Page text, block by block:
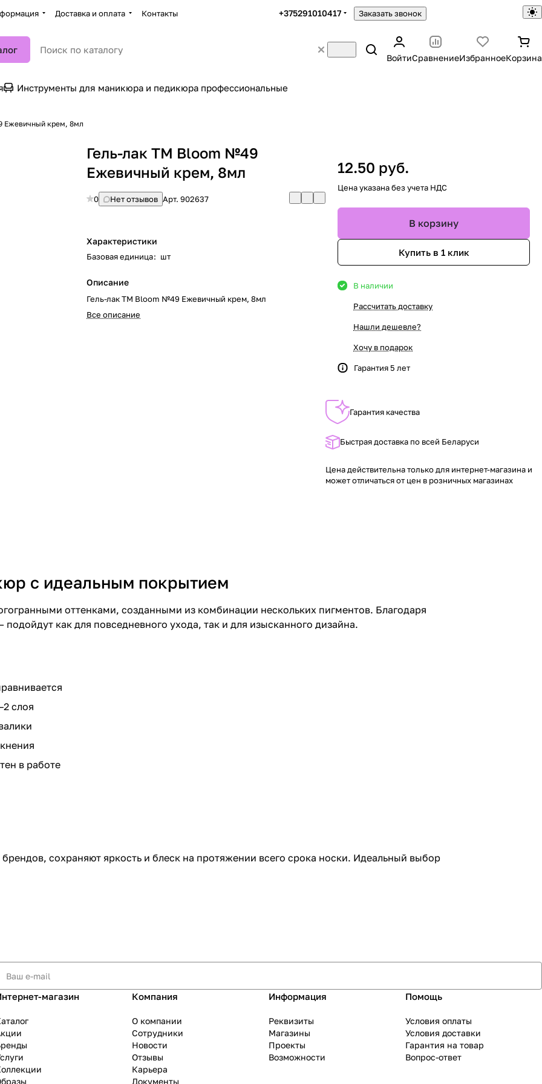
Доставка и оплата Контакты +375291010417 Заказать звонок
ВойтиСравнениеИзбранноеКорзина
Инструменты для маникюра и педикюра профессиональные
Ежевичный крем, 8мл
Гель-лак TM Bloom №49
Ежевичный крем, 8мл
0 Нет отзывов Арт.902637
Характеристики
Базовая единица: шт
Описание
Гель-лак TM Bloom №49 Ежевичный крем, 8мл
Все описание
12.50 руб.
Цена указана без учета НДС
В корзину
Купить в 1 клик
В наличии
Рассчитать доставку
Нашли дешевле?
Хочу в подарок
Гарантия 5 лет
Гарантия качества
Быстрая доставка по всей Беларуси
Цена действительна только для интернет-магазина и
может отличаться от цен в розничных магазинах
с идеальным покрытием
оттенками, созданными из комбинации нескольких пигментов. Благодаря
как для повседневного ухода, так и для изысканного дизайна.
слоя
в работе
сохраняют яркость и блеск на протяжении всего срока носки. Идеальный выбор
магазин Компания
О компании
Сотрудники
Новости
Отзывы
Карьера
Документы
Информация
Реквизиты
Магазины
Проекты
Возможности
Помощь
Условия оплаты
Условия доставки
Гарантия на товар
Вопрос-ответ